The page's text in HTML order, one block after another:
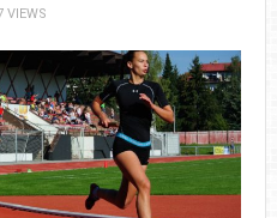
VIEWS